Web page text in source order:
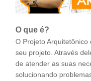
O que é?
O Projeto
seu projeto. Através
de atender as suas
solucionando